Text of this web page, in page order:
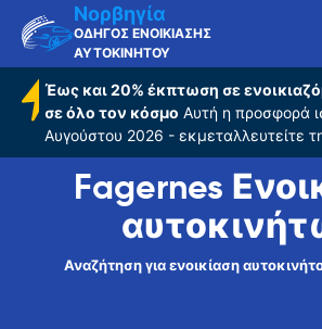
Νορβηγία
ΟΔΗΓΟΣ ΕΝΟΙΚΙΑΣΗΣ
ΑΥΤΟΚΙΝΗΤΟΥ
Έως και 20% έκπτωση σε
σε όλο τον κόσμο Αυτή η προσφορά
Αυγούστου 2026 - εκμεταλλευτείτε
Fagernes
Αναζήτηση για ενοικίαση